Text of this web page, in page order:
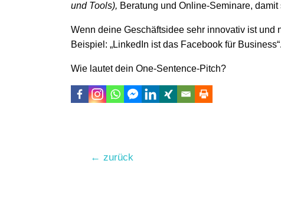
und Tools), Beratung und Online-Seminare,
Wenn deine Geschäftsidee sehr innovativ ist
Beispiel: „LinkedIn ist das Facebook für Business“.
Wie lautet dein One-Sentence-Pitch?
Beitragsnavigation
← zurück